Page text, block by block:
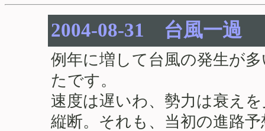
2004-08-31 台風一過
例年に増して台風の発生が
たです。
速度は遅いわ、勢力は衰え
縦断。それも、当初の進路